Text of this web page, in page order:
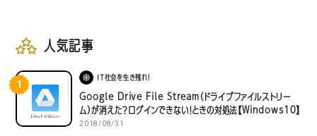
人気記事
1
IT社会を生き残れ！
Google Drive File Stream（ドライブファイルストリー
ム）が消えた？ログインできない！ときの対処法【Windows10】
2018/08/31